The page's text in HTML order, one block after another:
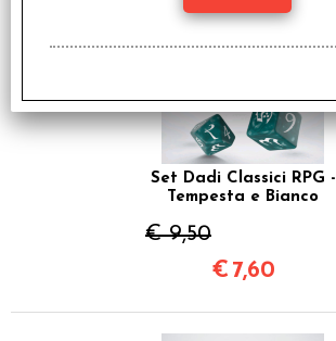
Set Dadi Classici RPG -
Tempesta e Bianco
€ 9,50
€ 7,60